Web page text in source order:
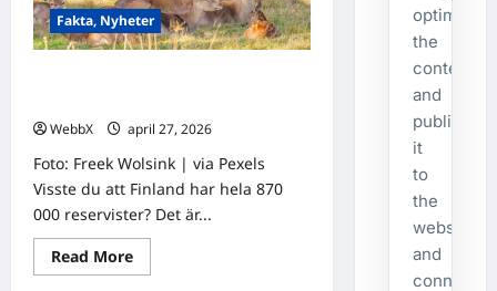
Fakta, Nyheter
WebbX
april 27, 2026
Foto: Freek Wolsink | via Pexels
Visste du att Finland har hela 870
000 reservister? Det är...
Read MoreRead
more
optimizes
the
content,
and
publishes
it
to
the
website
and
connected